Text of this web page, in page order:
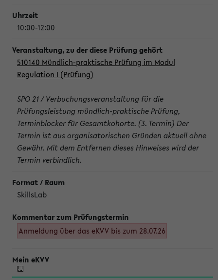
10:00-12:00
510140 Mündlich-praktische Prüfung im Modul
Regulation I (Prüfung)
SPO 21 / Verbuchungsveranstaltung für die
Prüfungsleistung mündlich-praktische Prüfung,
Terminblocker für Gesamtkohorte. (3. Termin) Der
Termin ist aus organisatorischen Gründen aktuell ohne
Gewähr. Mit dem Entfernen dieses Hinweises wird der
Termin verbindlich.
SkillsLab
Anmeldung über das eKVV bis zum 28.07.26